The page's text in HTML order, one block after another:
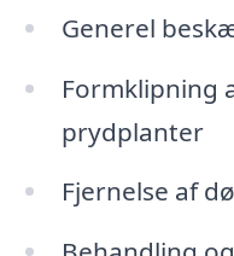
Generel
Formklipning
prydplanter
Fjernelse af